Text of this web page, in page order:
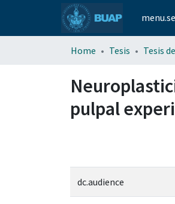
Home Tesis Tesis
pulpal
dc.audience